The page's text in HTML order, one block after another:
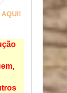
AQUI!